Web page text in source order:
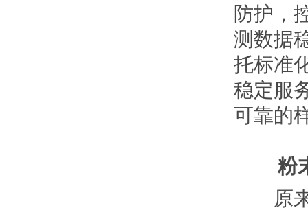
防护，
测数据
托标准
稳定服
可靠的
粉末
原来